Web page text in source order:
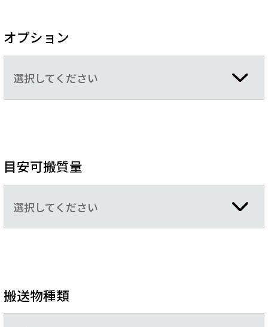
オプション
選択してください
目安可搬質量
選択してください
搬送物種類